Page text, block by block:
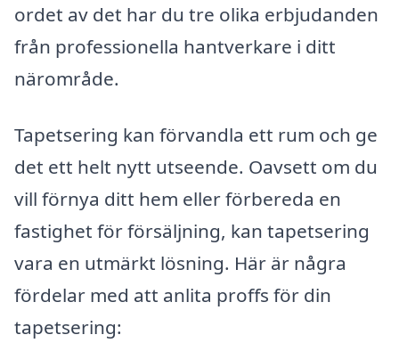
ordet av det har du tre olika erbjudanden
från professionella hantverkare i ditt
närområde.
Tapetsering kan förvandla ett rum och ge
det ett helt nytt utseende. Oavsett om du
vill förnya ditt hem eller förbereda en
fastighet för försäljning, kan tapetsering
vara en utmärkt lösning. Här är några
fördelar med att anlita proffs för din
tapetsering: